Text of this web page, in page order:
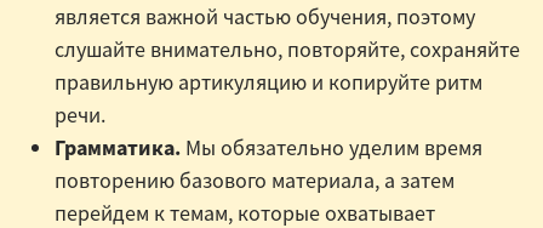
является важной частью обучения, поэтому
слушайте внимательно, повторяйте, сохраняйте
правильную артикуляцию и копируйте ритм
речи.
Грамматика. Мы обязательно уделим время
повторению базового материала, а затем
перейдем к темам, которые охватывает